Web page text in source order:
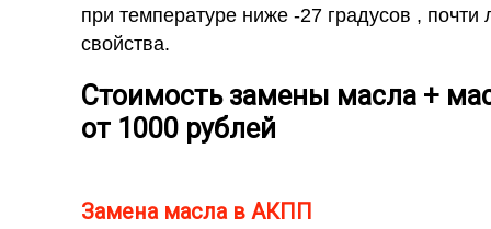
при температуре ниже -27 градусов ,
свойства.
Стоимость замены масла +
от 1000 рублей
Замена масла в АКПП